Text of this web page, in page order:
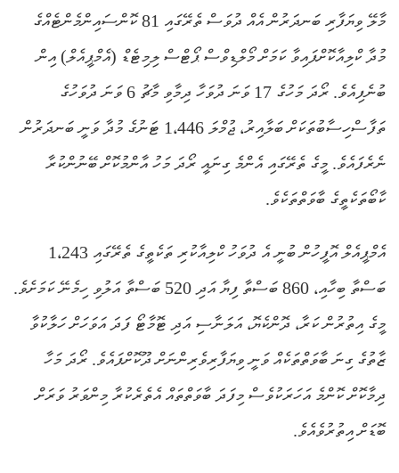
މާލޭ ވިޔަފާރި ބަނދަރުން އެއް ދުވަސް ތެރޭގައި 81 ކޮންސައިންމެންޓެއްގެ
މުދާ ކްލިއާކޮށްފައިވާ ކަމަށް މޯލްޑިވްސް ޕޯޓްސް ލިމިޓެޑް (އެމްޕީއެލް) އިން
ބުނެފިއެވެ. ރޯދަ މަހުގެ 17 ވަނަ ދުވަހާ ދިމާވި މާޗު 6 ވަނަ ދުވަހުގެ
ތަފާސްހިސާބުތަކަށް ބަލާއިރު، ޖުމްލަ 1،446 ޓަނުގެ މުދާ ވަނީ ބަނދަރުން
ނެރެފައެވެ. މީގެ ތެރޭގައި އެންމެ ގިނައީ ރޯދަ މަހު އާންމުކޮށް ބޭނުންކުރާ
ކާބޯތަކެތީގެ ބާވަތްތަކެވެ.
އެމްޕީއެލް އޮފީހުން ބުނީ އެ ދުވަހު ކްލިއާކުރި ތަކެތީގެ ތެރޭގައި 1،243
ބަސްތާ ބިހާއި، 860 ބަސްތާ ފިޔާ އަދި 520 ބަސްތާ އަލުވި ހިމެނޭ ކަމަށެވެ.
މީގެ އިތުރުން ކަރާ، ދޮންކެޔޮ، އަލަނާސި އަދި ޓޮމާޓޯ ފަދަ އަވަހަށް ހަލާކުވާ
ޒާތުގެ ގިނަ ބާވަތްތަކެއް ވަނީ ވިޔަފާރިވެރިންނަށް ދޫކޮށްފައެވެ. ރޯދަ މަހާ
ދިމާކޮށް ކޮންމެ އަހަރަކުވެސް މިފަދަ ބާވަތްތައް އެތެރެކުރާ މިންވަރު ވަރަށް
ބޮޑަށް އިތުރުވެއެވެ.